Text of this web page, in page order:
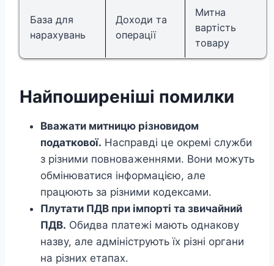
База для
нарахувань
Доходи та
операції
Митна
вартість
товару
Найпоширеніші помилки
Вважати митницю різновидом
податкової. Насправді це окремі служби
з різними повноваженнями. Вони можуть
обмінюватися інформацією, але
працюють за різними кодексами.
Плутати ПДВ при імпорті та звичайний
ПДВ. Обидва платежі мають однакову
назву, але адмініструють їх різні органи
на різних етапах.